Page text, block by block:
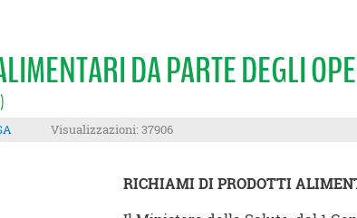
DA PARTE DEGLI
Visualizzazioni: 37906
RICHIAMI DI PRODOTTI